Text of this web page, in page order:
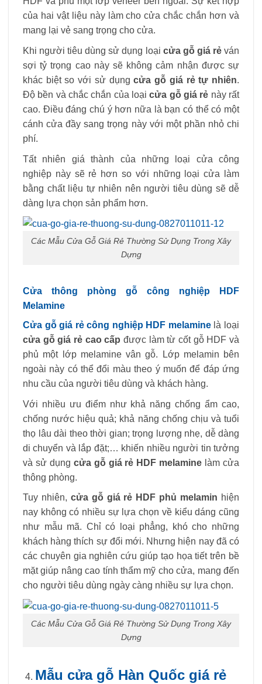
của hai vật liệu này làm cho cửa chắc chắn hơn và
mang lại vẻ sang trọng cho cửa.
Khi người tiêu dùng sử dụng loại cửa gỗ giá rẻván
sợi tỷ trọng cao này sẽ không cảm nhận được sự
khác biệt so với sử dụngcửa gỗ giá rẻ tự nhiên.
Độ bền và chắc chắn của loạicửa gỗ giá rẻ này rất
cao. Điều đáng chú ý hơn nữa là bạn có thể có một
cánh cửa đầy sang trọng này với một phần nhỏ chi
phí.
Tất nhiên giá thành của những loại cửa công
nghiệp này sẽ rẻ hơn so với những loại cửa làm
bằng chất liệu tự nhiên nên người tiêu dùng sẽ dễ
dàng lựa chọn sản phẩm hơn.
Các Mẫu Cửa Gỗ Giá Rẻ Thường Sử Dụng Trong Xây
Dựng
Cửa thông phòng gỗ công nghiệp HDF
Melamine
Cửa gỗ giá rẻ công nghiệp HDF melaminelà loại
cửa gỗ giá rẻ cao cấp được làm từ cốt gỗ HDF và
phủ một lớp melamine vân gỗ. Lớp melamin bên
ngoài này có thể đổi màu theo ý muốn để đáp ứng
nhu cầu của người tiêu dùng và khách hàng.
Với nhiều ưu điểm như khả năng chống ẩm cao,
chống nước hiệu quả; khả năng chống chịu và tuổi
thọ lâu dài theo thời gian; trọng lượng nhẹ, dễ dàng
di chuyển và lắp đặt;… khiến nhiều người tin tưởng
và sử dụng cửa gỗ giá rẻ HDF melamine làm cửa
thông phòng.
Tuy nhiên, cửa gỗ giá rẻ HDF phủ melamin hiện
nay không có nhiều sự lựa chọn về kiểu dáng cũng
như mẫu mã. Chỉ có loại phẳng, khó cho những
khách hàng thích sự đổi mới. Nhưng hiện nay đã có
các chuyên gia nghiên cứu giúp tạo họa tiết trên bề
mặt giúp nâng cao tính thẩm mỹ cho cửa, mang đến
cho người tiêu dùng ngày càng nhiều sự lựa chọn.
Các Mẫu Cửa Gỗ Giá Rẻ Thường Sử Dụng Trong Xây
Dựng
Mẫu cửa gỗ Hàn Quốc giá rẻ